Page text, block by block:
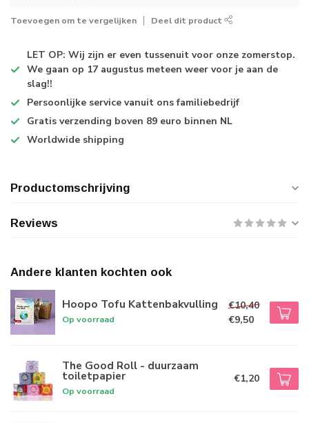
Toevoegen om te vergelijken Deel dit product
LET OP: Wij zijn er even tussenuit voor onze zomerstop.
We gaan op 17 augustus meteen weer voor je aan de
slag!!
Persoonlijke service vanuit ons familiebedrijf
Gratis verzending boven 89 euro binnen NL
Worldwide shipping
Productomschrijving
Reviews
Andere klanten kochten ook
Hoopo Tofu Kattenbakvulling
Op voorraad
€10,40
€9,50
The Good Roll - duurzaam
toiletpapier
Op voorraad
€1,20